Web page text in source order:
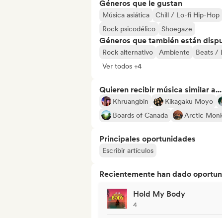
Géneros que le gustan
Música asiática Chill / Lo-fi Hip-Hop
Rock psicodélico
Shoegaze
Géneros que también están
Rock alternativo Ambiente Beats /
Ver todos +4
Quieren recibir música similar a...
Khruangbin Kikagaku Moyo
Boards of Canada
Arctic
Principales oportunidades
Escribir artículos
Recientemente han dado
Hold My Body
4